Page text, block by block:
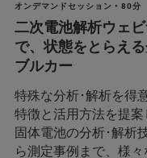
オンデマンドセッション • 80分
二次電池解析ウェ
で、状態をとらえ
ブルカー
特殊な分析･解析を得
特徴と活用方法を提
固体電池の分析･解析
ら測定事例まで、様